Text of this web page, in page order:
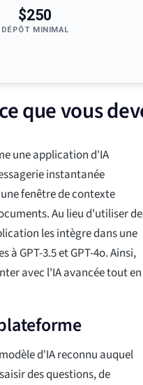
$250
DÉPÔT MINIMAL
que vous
une application d'IA
instantanée
fenêtre de contexte
Au lieu d'utiliser
les intègre dans une
GPT-3.5 et GPT-4o. Ainsi,
avec l'IA avancée tout en
d'IA reconnu auquel
des questions, de